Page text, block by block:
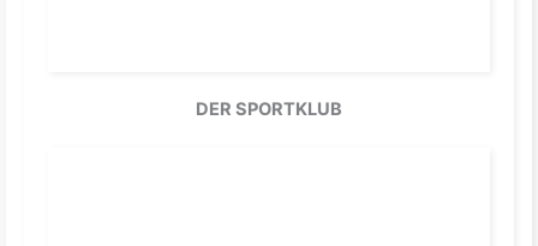
DER SPORTKLUB